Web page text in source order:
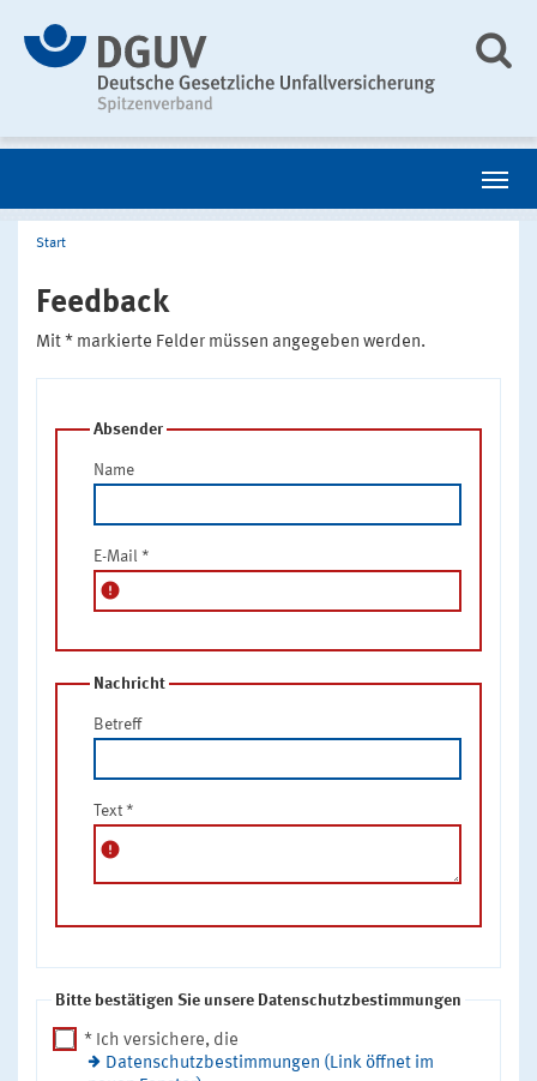
Start
Feedback
Mit * markierte Felder müssen angegeben werden.
Absender
Name
E-Mail *
error
Nachricht
Betreff
Text *
error
Bitte bestätigen Sie unsere Datenschutzbestimmungen
* Ich versichere, die
Datenschutzbestimmungen (Link öffnet im